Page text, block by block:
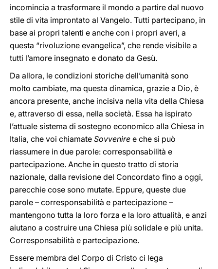
incomincia a trasformare il mondo a partire dal nuovo
stile di vita improntato al Vangelo. Tutti partecipano, in
base ai propri talenti e anche con i propri averi, a
questa “rivoluzione evangelica”, che rende visibile a
tutti l’amore insegnato e donato da Gesù.
Da allora, le condizioni storiche dell’umanità sono
molto cambiate, ma questa dinamica, grazie a Dio, è
ancora presente, anche incisiva nella vita della Chiesa
e, attraverso di essa, nella società. Essa ha ispirato
l’attuale sistema di sostegno economico alla Chiesa in
Italia, che voi chiamate Sovvenire e che si può
riassumere in due parole: corresponsabilità e
partecipazione. Anche in questo tratto di storia
nazionale, dalla revisione del Concordato fino a oggi,
parecchie cose sono mutate. Eppure, queste due
parole – corresponsabilità e partecipazione –
mantengono tutta la loro forza e la loro attualità, e anzi
aiutano a costruire una Chiesa più solidale e più unita.
Corresponsabilità e partecipazione.
Essere membra del Corpo di Cristo ci lega